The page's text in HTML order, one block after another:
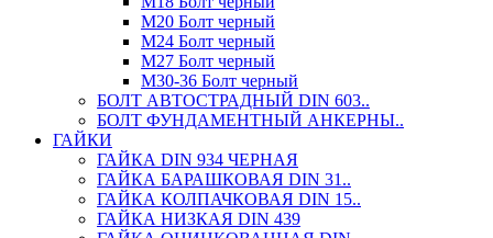
М20 Болт черный
М24 Болт черный
М27 Болт черный
М30-36 Болт черный
БОЛТ АВТОСТРАДНЫЙ DIN 603..
БОЛТ ФУНДАМЕНТНЫЙ АНКЕРНЫ..
ГАЙКИ
ГАЙКА DIN 934 ЧЕРНАЯ
ГАЙКА БАРАШКОВАЯ DIN 31..
ГАЙКА КОЛПАЧКОВАЯ DIN 15..
ГАЙКА НИЗКАЯ DIN 439